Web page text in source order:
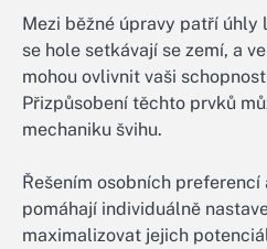
Mezi běžné úpravy patří úhly
se hole setkávají se zemí, a
mohou ovlivnit vaši
Přizpůsobení těchto prvků
mechaniku švihu.
Řešením osobních
pomáhají individuálně
maximalizovat jejich